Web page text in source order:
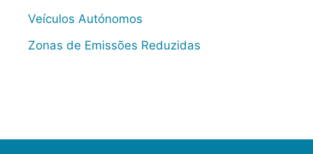
Veículos Autónomos
Zonas de Emissões Reduzidas